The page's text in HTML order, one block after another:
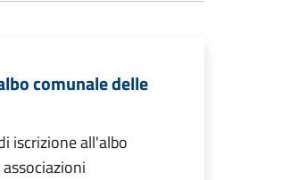
comunale delle
iscrizione all'albo